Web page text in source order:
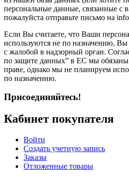
персональные данные, связанные с
пожалуйста отправьте письмо на
Если Вы считаете, что Ваши
используются не по назначению, Вы
с жалобой в надзорный орган.
по защите данных” в ЕС мы
праве, однако мы не планируем
по назначению.
Присоединяйтесь!
Кабинет покупателя
Войти
Создать учетную запись
Заказы
Отложенные товары